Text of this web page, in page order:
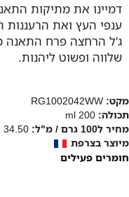
דמיינו את מתיקות
ענפי העץ ואת הרעננות
ג'ל הרחצה פרח התאנה
שלווה ופשוט ליהנות.
מקט: RG1002042WW
תכולה: 200 ml
מחיר ל100 גרם / מ"ל:
34.50 ₪
מיוצר בצרפת
חומרים פעילים